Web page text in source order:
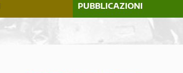
PUBBLICAZIONI